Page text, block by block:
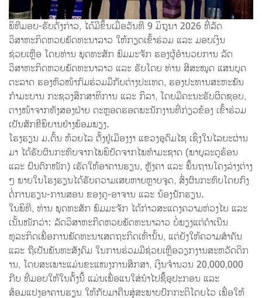
ພິທີມອບ-ຮັບດັ່ງກ່າວ, ໄດ້ມີຂຶ້ນເມື່ອວັນທີ 9 ມິຖຸນາ 2026 ທີ່ລັດ
ວິສາຫະກິດຫວຍພັດທະນາລາວ ໃຫ້ກຽດເຂົ້າຮ່ວມ ແລະ ມອບເງິນ
ຊ່ວຍເຫຼືອ ໂດຍທ່ານ ພຸດທະສັກ ພົມມະຈັກ ຮອງຜູ້ອຳນວຍການ ລັດ
ວິສາຫະກິດຫວຍພັດທະນາລາວ ແລະ ຮັບໂດຍ ທ່ານ ສີສະໝຸດ ແສນບຸດ
ຕະລາດ ຮອງຫົວໜ້າກົມຮ່ວມມືກັບຕ່າງປະເທດ, ຮອງປະທານສະຫະພັນ
ກຳມະບານ ກະຊວງສຶກສາທິການ ແລະ ກິລາ, ໂດຍມີຄະນະຮັບຜິດຊອບ,
ຕາງໜ້າຈາກທັງສອງຝ່າຍ ຕະຫຼອດຮອດພະນັກງານທີ່ກ່ຽວຂ້ອງ ເຂົ້າຮ່ວມ
ເປັນສັກຂີພິຍານຢ່າງພ້ອມພຽງ.
ໂຮງຮຽນ ມ.ຕົ້ນ ຫ້ວຍໄລ ຕັ້ງຢູ່ເມືອງງາ ແຂວງອຸດົມໄຊ ເຊິ່ງໃນໄລຍະຜ່ານ
ມາ ໄດ້ຮັບຜົນກະທົບຈາກໄພພິບັດຈາກໄພທຳມະຊາດ (ພາຍຸລະດູຮ້ອນ
ແລະ ຝົນຕົກໜັກ) ເຮັດໃຫ້ອາຄານຮຽນ, ຫຼັງຄາ ແລະ ພື້ນຖານໂຄງລ່າງຕ່າງ
ໆ ພາຍໃນໂຮງຮຽນໄດ້ຮັບຄວາມເສຍຫາຍຫຼາຍຈຸດ, ສົ່ງຜົນກະທົບໂດຍກົງ
ຕໍ່ການຮຽນ-ການສອນ ຂອງຄູ-ອາຈານ ແລະ ນ້ອງນັກຮຽນ.
ໃນພິທີ, ທ່ານ ພຸດທະສັກ ພົມມະຈັກ ໄດ້ກ່າວສະແດງຄວາມຫ່ວງໄຍ ແລະ
ເນັ້ນໜັກວ່າ: ລັດວິສາຫະກິດຫວຍພັດທະນາລາວ ບໍ່ພຽງແຕ່ດຳເນີນ
ທຸລະກິດເພື່ອການພັດທະນາເສດຖະກິດເທົ່ານັ້ນ, ແຕ່ຍັງໃຫ້ຄວາມສຳຄັນ
ແລະ ຖືເປັນພັນທະສັງຄົມ ໃນການຮ່ວມມືຊ່ວຍເຫຼືອວຽກງານສະຫວັດດິກ
ານ, ໂດຍສະເພາະແມ່ນຂະແໜງການສຶກສາ, ເງິນຈຳນວນ 20,000,000
ກີບ ທີ່ມອບໃຫ້ໃນຄັ້ງນີ້ ແມ່ນເພື່ອແນໃສ່ນຳໄປຊື້ອຸປະກອນ ແລະ
ສ້ອມແປງອາຄານຮຽນ ໃຫ້ກັບມາຄືນສູ່ສະພາບປົກກະຕິໂດຍໄວ ເພື່ອໃຫ້